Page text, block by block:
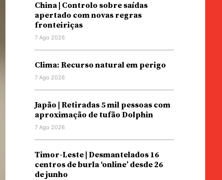
China | Controlo sobre saídas
apertado com novas regras
fronteiriças
7 Ago 2026
Clima: Recurso natural em perigo
7 Ago 2026
Japão | Retiradas 5 mil pessoas com
aproximação de tufão Dolphin
7 Ago 2026
Timor-Leste | Desmantelados 16
centros de burla ‘online’ desde 26
de junho